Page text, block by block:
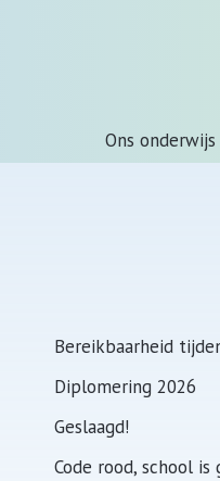
Ons onderwijs
Bereikbaarheid
Diplomering 2026
Geslaagd!
Code rood, school is